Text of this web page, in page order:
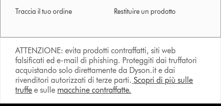
Traccia il tuo ordine Restituire un prodotto
ATTENZIONE: evita prodotti contraffatti, siti web
falsificati ed e-mail di phishing. Proteggiti dai truffatori
acquistando solo direttamente da Dyson.it e dai
rivenditori autorizzati di terze parti. Scopri di più sulle
truffe e sulle macchine contraffatte.